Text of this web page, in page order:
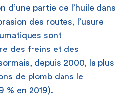
d’une partie de l’huile dans
des routes, l’usure
sont
des freins et des
depuis 2000, la plus
de plomb dans le
% en 2019).